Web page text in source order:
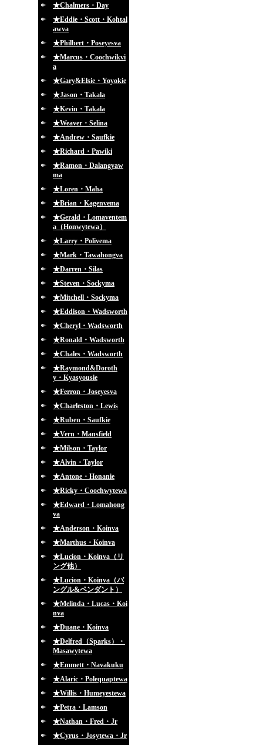
★Chalmers・Day
★Eddie・Scott・Kohtal
awva
★Philbert・Poseyesva
★Marcus・Coochwikvi
a
★Gary&Elsie・Yoyokie
★Jason・Takala
★Kevin・Takala
★Weaver・Selina
★Andrew・Saufkie
★Richard・Pawiki
★Ramon・Dalangyaw
ma
★Loren・Maha
★Brian・Kagenvema
★Gerald・Lomaventem
a（Honwytewa）
★Larry・Polivema
★Mark・Tawahongva
★Darren・Silas
★Steven・Sockyma
★Mitchell・Sockyma
★Eddison・Wadsworth
★Cheryl・Wadsworth
★Ronald・Wadsworth
★Chales・Wadsworth
★Raymond&Doroth
y・Kyasyousie
★Ferron・Joseyesva
★Charleston・Lewis
★Ruben・Saufkie
★Vern・Mansfield
★Milson・Taylor
★Alvin・Taylor
★Antone・Honanie
★Ricky・Coochwytewa
★Edward・Lomahong
va
★Anderson・Koinva
★Marthus・Koinva
★Lucion・Koinva（リ
ング他）
★Lucion・Koinva（バ
ングル&ペンダント）
★Melinda・Lucas・Koi
nva
★Duane・Koinva
★Delfred（Sparks）・
Masawytewa
★Emmett・Navakuku
★Alaric・Polequaptewa
★Willis・Humeyestewa
★Petra・Lamson
★Nathan・Fred・Jr
★Cyrus・Josytewa・Jr